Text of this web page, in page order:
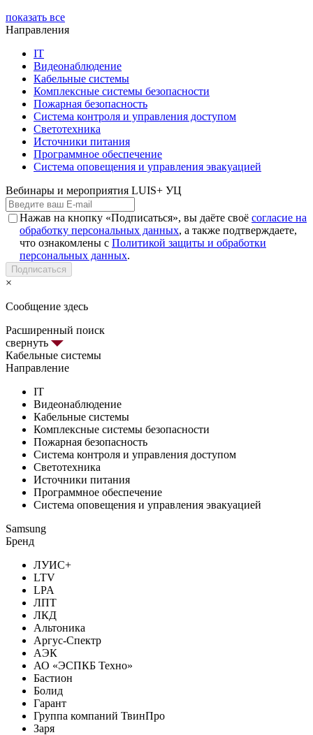
показать все
Направления
IT
Видеонаблюдение
Кабельные системы
Комплексные системы безопасности
Пожарная безопасность
Система контроля и управления доступом
Светотехника
Источники питания
Программное обеспечение
Система оповещения и управления эвакуацией
Вебинары и мероприятия LUIS+ УЦ
Нажав на кнопку «Подписаться», вы даёте своё согласие на
обработку персональных данных, а также подтверждаете,
что ознакомлены с Политикой защиты и обработки
персональных данных.
Подписаться
×
Сообщение здесь
Расширенный поиск
свернуть
Кабельные системы
Направление
IT
Видеонаблюдение
Кабельные системы
Комплексные системы безопасности
Пожарная безопасность
Система контроля и управления доступом
Светотехника
Источники питания
Программное обеспечение
Система оповещения и управления эвакуацией
Samsung
Бренд
ЛУИС+
LTV
LPA
ЛПТ
ЛКД
Альтоника
Аргус-Спектр
АЭК
АО «ЭСПКБ Техно»
Бастион
Болид
Гарант
Группа компаний ТвинПро
Заря